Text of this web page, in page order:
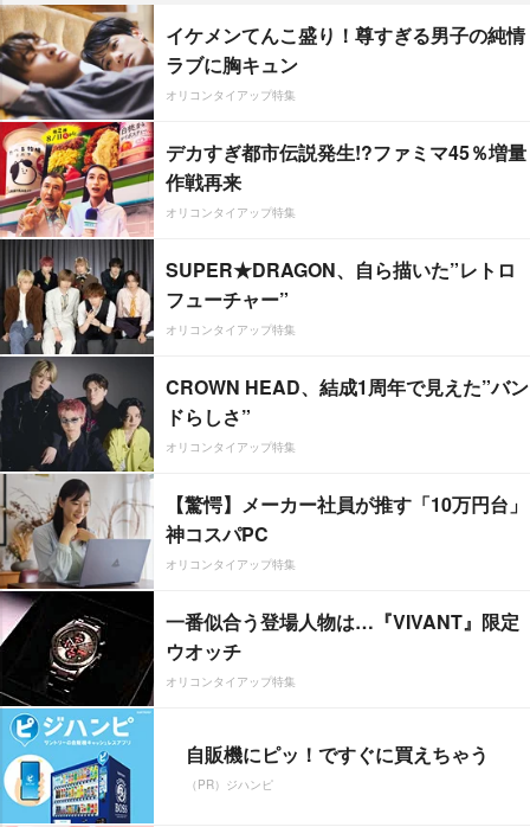
イケメンてんこ盛り！尊すぎる男子の純情
ラブに胸キュン
オリコンタイアップ特集
デカすぎ都市伝説発生!?ファミマ45％増量
作戦再来
オリコンタイアップ特集
SUPER★DRAGON、自ら描いた”レトロ
フューチャー”
オリコンタイアップ特集
CROWN HEAD、結成1周年で見えた”バン
ドらしさ”
オリコンタイアップ特集
【驚愕】メーカー社員が推す「10万円台」
神コスパPC
オリコンタイアップ特集
一番似合う登場人物は…『VIVANT』限定
ウオッチ
オリコンタイアップ特集
自販機にピッ！ですぐに買えちゃう
（PR）ジハンピ